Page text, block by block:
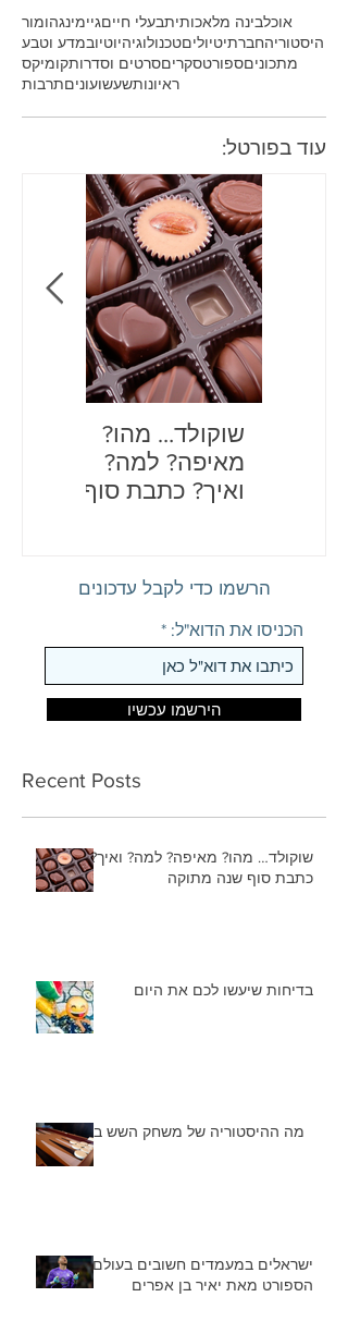
אוכלבינה מלאכותיתבעלי חייםגיימינגהומור
היסטוריהחברתיטיוליםטכנולוגיהיוטיובמדע וטבע
מתכוניםספורטסקריםסרטים וסדרותקומיקס
ראיונותשעשועוניםתרבות
עוד בפורטל:
שוקולד… מהו?
מאיפה? למה?
ואיך? כתבת סוף
הרשמו כדי לקבל עדכונים
הכניסו את הדוא"ל:
הירשמו עכשיו
Recent Posts
שוקולד… מהו? מאיפה? למה? ואיך?
כתבת סוף שנה מתוקה
בדיחות שיעשו לכם את היום
מה ההיסטוריה של משחק השש בש
ישראלים במעמדים חשובים בעולם
הספורט מאת יאיר בן אפרים